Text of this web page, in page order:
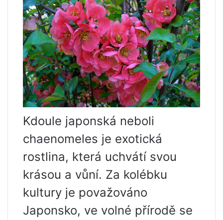
Kdoule japonská neboli
chaenomeles je exotická
rostlina, která uchvátí svou
krásou a vůní. Za kolébku
kultury je považováno
Japonsko, ve volné přírodě se